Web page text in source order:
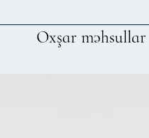
Oxşar məhsullar